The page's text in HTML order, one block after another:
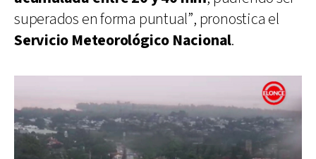
superados en forma puntual”, pronostica el
Servicio Meteorológico Nacional.